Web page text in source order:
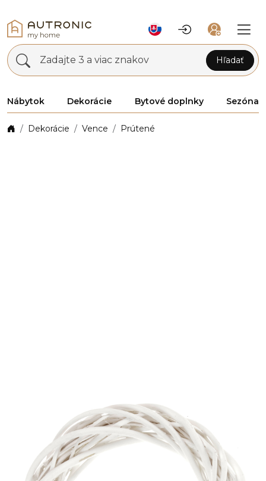
Zadajte 3 a viac znakov Hľadať
Nábytok Dekorácie Bytové doplnky Sezóna
Dekorácie Vence Prútené